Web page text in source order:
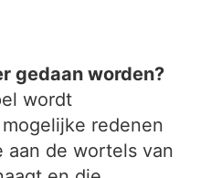
gedaan worden?
wordt
redenen
aan de wortels van